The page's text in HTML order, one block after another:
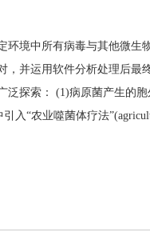
环境中所有病毒与其他微
，并运用软件分析处理后
泛探索： (1)病原菌产生的
入“农业噬菌体疗法